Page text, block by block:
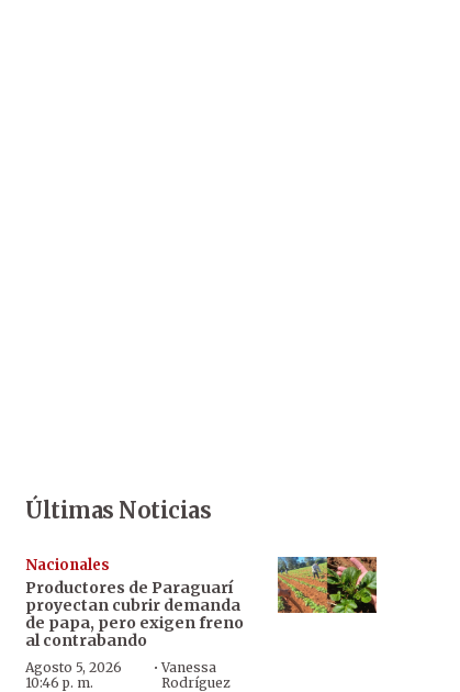
Últimas Noticias
Nacionales
Productores de Paraguarí
proyectan cubrir demanda
de papa, pero exigen freno
al contrabando
Agosto 5, 2026
10:46 p. m.
·Vanessa
Rodríguez